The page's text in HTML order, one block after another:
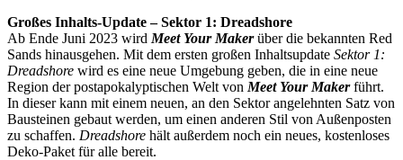
Großes Inhalts-Update – Sektor 1: Dreadshore
Ab Ende Juni 2023 wird Meet Your Makerüber die bekannten Red
Sands hinausgehen. Mit dem ersten großen Inhaltsupdate Sektor 1:
Dreadshore wird es eine neue Umgebung geben, die in eine neue
Region der postapokalyptischen Welt von Meet Your Makerführt.
In dieser kann mit einem neuen, an den Sektor angelehnten Satz von
Bausteinen gebaut werden, um einen anderen Stil von Außenposten
zu schaffen. Dreadshore hält außerdem noch ein neues, kostenloses
Deko-Paket für alle bereit.